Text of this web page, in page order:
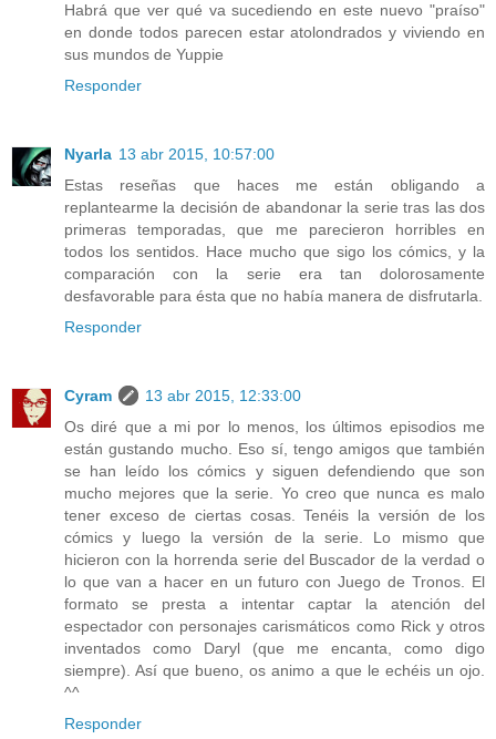
Habrá que ver qué va sucediendo en este nuevo "praíso"
en donde todos parecen estar atolondrados y viviendo en
sus mundos de Yuppie
Responder
Nyarla 13 abr 2015, 10:57:00
Estas reseñas que haces me están obligando a
replantearme la decisión de abandonar la serie tras las dos
primeras temporadas, que me parecieron horribles en
todos los sentidos. Hace mucho que sigo los cómics, y la
comparación con la serie era tan dolorosamente
desfavorable para ésta que no había manera de disfrutarla.
Responder
Cyram
13 abr 2015, 12:33:00
Os diré que a mi por lo menos, los últimos episodios me
están gustando mucho. Eso sí, tengo amigos que también
se han leído los cómics y siguen defendiendo que son
mucho mejores que la serie. Yo creo que nunca es malo
tener exceso de ciertas cosas. Tenéis la versión de los
cómics y luego la versión de la serie. Lo mismo que
hicieron con la horrenda serie del Buscador de la verdad o
lo que van a hacer en un futuro con Juego de Tronos. El
formato se presta a intentar captar la atención del
espectador con personajes carismáticos como Rick y otros
inventados como Daryl (que me encanta, como digo
siempre). Así que bueno, os animo a que le echéis un ojo.
^^
Responder